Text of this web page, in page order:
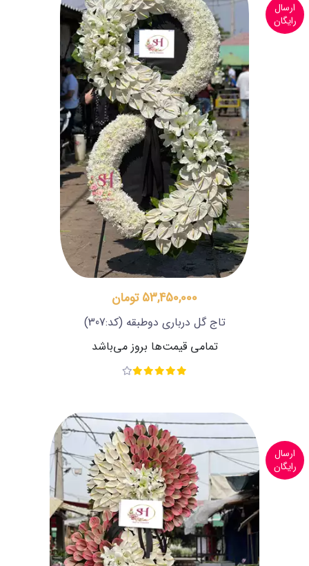
ارسال
رایگان
53,450,000 تومان
تاج گل درباری دوطبقه (کد:307)
تمامی قیمت‌ها بروز می‌باشد
ارسال
رایگان